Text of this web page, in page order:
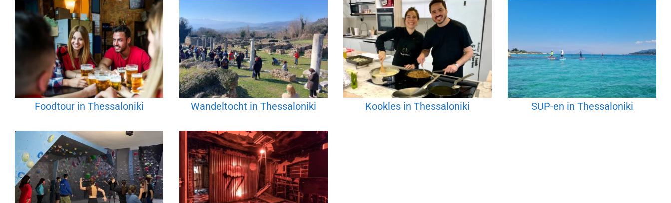
Foodtour in Thessaloniki Wandeltocht in Thessaloniki Kookles in Thessaloniki SUP-en in Thessaloniki